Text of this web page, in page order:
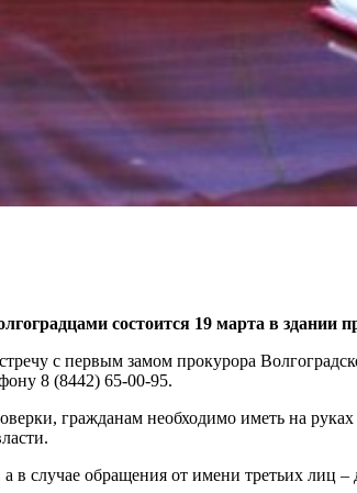
состоится 19 марта в здании
с первым замом прокурора
8 (8442) 65-00-95.
гражданам необходимо иметь на руках
в случае обращения от имени третьих лиц –